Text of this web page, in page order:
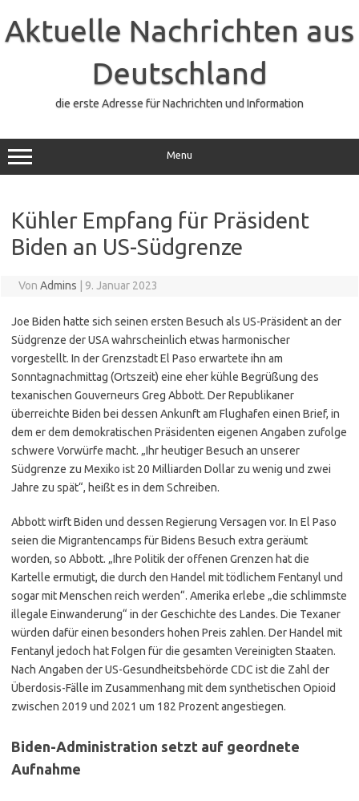
springen
Aktuelle Nachrichten aus
Deutschland
die erste Adresse für Nachrichten und Information
Menu
Kühler Empfang für Präsident
Biden an US-Südgrenze
Von Admins 9. Januar 2023
Joe Biden hatte sich seinen ersten Besuch als US-Präsident an der
Südgrenze der USA wahrscheinlich etwas harmonischer
vorgestellt. In der Grenzstadt El Paso erwartete ihn am
Sonntagnachmittag (Ortszeit) eine eher kühle Begrüßung des
texanischen Gouverneurs Greg Abbott. Der Republikaner
überreichte Biden bei dessen Ankunft am Flughafen einen Brief, in
dem er dem demokratischen Präsidenten eigenen Angaben zufolge
schwere Vorwürfe macht. „Ihr heutiger Besuch an unserer
Südgrenze zu Mexiko ist 20 Milliarden Dollar zu wenig und zwei
Jahre zu spät“, heißt es in dem Schreiben.
Abbott wirft Biden und dessen Regierung Versagen vor. In El Paso
seien die Migrantencamps für Bidens Besuch extra geräumt
worden, so Abbott. „Ihre Politik der offenen Grenzen hat die
Kartelle ermutigt, die durch den Handel mit tödlichem Fentanyl und
sogar mit Menschen reich werden“. Amerika erlebe „die schlimmste
illegale Einwanderung“ in der Geschichte des Landes. Die Texaner
würden dafür einen besonders hohen Preis zahlen. Der Handel mit
Fentanyl jedoch hat Folgen für die gesamten Vereinigten Staaten.
Nach Angaben der US-Gesundheitsbehörde CDC ist die Zahl der
Überdosis-Fälle im Zusammenhang mit dem synthetischen Opioid
zwischen 2019 und 2021 um 182 Prozent angestiegen.
Biden-Administration setzt auf geordnete
Aufnahme